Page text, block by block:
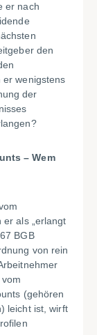
er nach
den
er wenigstens
der
– Wem
als „erlangt
BGB
von rein
(gehören
leicht ist, wirft